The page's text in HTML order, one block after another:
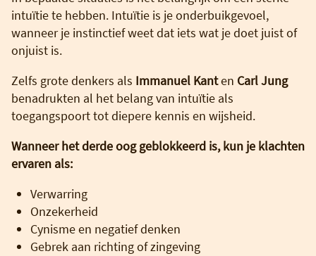
intuïtie te hebben. Intuïtie is je onderbuikgevoel,
wanneer je instinctief weet dat iets wat je doet juist of
onjuist is.
Zelfs grote denkers als Immanuel Kanten Carl Jung
benadrukten al het belang van intuïtie als
toegangspoort tot diepere kennis en wijsheid.
Wanneer het derde oog geblokkeerd is, kun je klachten
ervaren als:
Verwarring
Onzekerheid
Cynisme en negatief denken
Gebrek aan richting of zingeving